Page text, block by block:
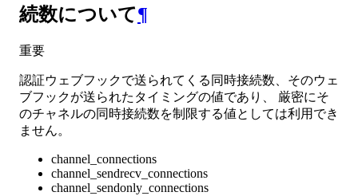
続数について¶
重要
認証ウェブフックで送られてくる同時接続数、そのウェ
ブフックが送られたタイミングの値であり、 厳密にそ
のチャネルの同時接続数を制限する値としては利用でき
ません。
channel_connections
channel_sendrecv_connections
channel_sendonly_connections